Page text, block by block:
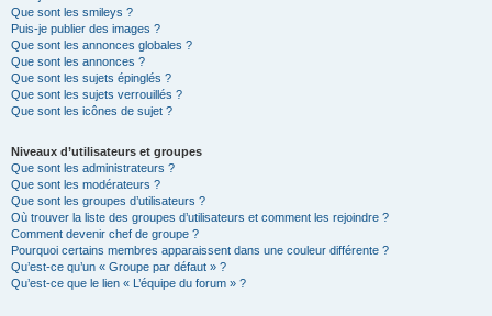
Que sont les smileys ?
Puis-je publier des images ?
Que sont les annonces globales ?
Que sont les annonces ?
Que sont les sujets épinglés ?
Que sont les sujets verrouillés ?
Que sont les icônes de sujet ?
Niveaux d’utilisateurs et groupes
Que sont les administrateurs ?
Que sont les modérateurs ?
Que sont les groupes d’utilisateurs ?
Où trouver la liste des groupes d’utilisateurs et comment les rejoindre ?
Comment devenir chef de groupe ?
Pourquoi certains membres apparaissent dans une couleur différente ?
Qu’est-ce qu’un « Groupe par défaut » ?
Qu’est-ce que le lien « L’équipe du forum » ?